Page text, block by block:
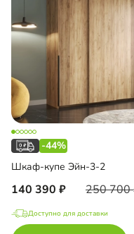
-44%
Шкаф-купе Эйн-3-2
140 390 250 700
Доступно для доставки